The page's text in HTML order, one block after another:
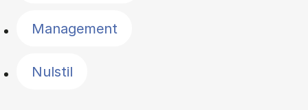
Management
Nulstil